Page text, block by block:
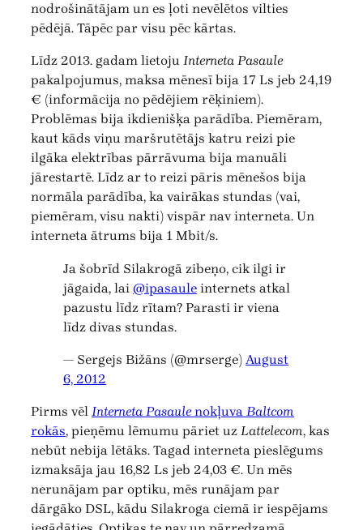
nodrošinātājam un es ļoti nevēlētos vilties
pēdējā. Tāpēc par visu pēc kārtas.
Līdz 2013. gadam lietoju Interneta Pasaule
pakalpojumus, maksa mēnesī bija 17 Ls jeb 24,19
€ (informācija no pēdējiem rēķiniem).
Problēmas bija ikdienišķa parādība. Piemēram,
kaut kāds viņu maršrutētājs katru reizi pie
ilgāka elektrības pārrāvuma bija manuāli
jārestartē. Līdz ar to reizi pāris mēnešos bija
normāla parādība, ka vairākas stundas (vai,
piemēram, visu nakti) vispār nav interneta. Un
interneta ātrums bija 1 Mbit/s.
Ja šobrīd Silakrogā zibeņo, cik ilgi ir
jāgaida, lai @ipasaule internets atkal
pazustu līdz rītam? Parasti ir viena
līdz divas stundas.
— Sergejs Bižāns (@mrserge) August
6, 2012
Pirms vēl Interneta Pasaulenokļuva Baltcom
rokās, pieņēmu lēmumu pāriet uz Lattelecom, kas
nebūt nebija lētāks. Tagad interneta pieslēgums
izmaksāja jau 16,82 Ls jeb 24,03 €. Un mēs
nerunājam par optiku, mēs runājam par
dārgāko DSL, kādu Silakroga ciemā ir iespējams